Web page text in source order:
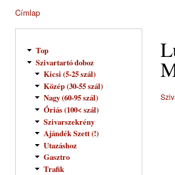
Címlap
Top
Szivartartó doboz
Kicsi (5-25 szál)
Közép (30-55 szál)
Nagy (60-95 szál)
Óriás (100< szál)
Szivarszekrény
Ajándék Szett (!)
Utazáshoz
Gasztro
Trafik